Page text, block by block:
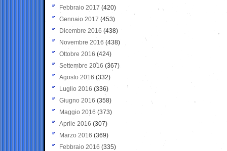
Febbraio 2017 (420)
Gennaio 2017 (453)
Dicembre 2016 (438)
Novembre 2016 (438)
Ottobre 2016 (424)
Settembre 2016 (367)
Agosto 2016 (332)
Luglio 2016 (336)
Giugno 2016 (358)
Maggio 2016 (373)
Aprile 2016 (307)
Marzo 2016 (369)
Febbraio 2016 (335)